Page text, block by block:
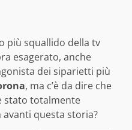
più squallido della tv
esagerato, anche
dei siparietti più
, ma c’è da dire che
stato totalmente
questa storia?